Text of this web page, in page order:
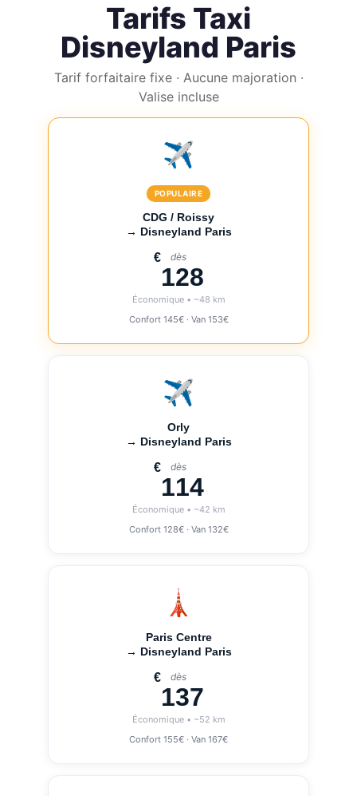
Tarifs Taxi
Disneyland Paris
Tarif forfaitaire fixe · Aucune majoration ·
Valise incluse
✈️
POPULAIRE
CDG / Roissy
→ Disneyland Paris
dès
€
128
Économique • ~48 km
Confort 145€ · Van 153€
✈️
Orly
→ Disneyland Paris
dès
€
114
Économique • ~42 km
Confort 128€ · Van 132€
🗼
Paris Centre
→ Disneyland Paris
dès
€
137
Économique • ~52 km
Confort 155€ · Van 167€